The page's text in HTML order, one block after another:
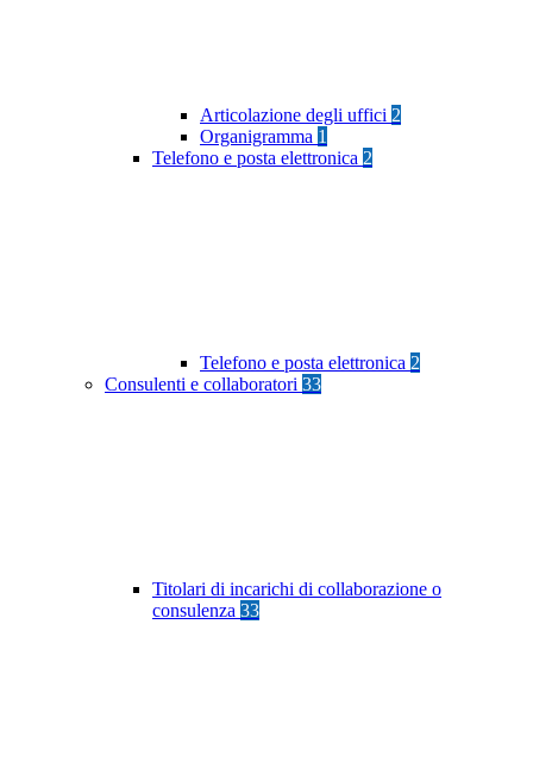
Articolazione degli uffici 2
Organigramma 1
Telefono e posta elettronica 2
Telefono e posta elettronica 2
Consulenti e collaboratori 33
Titolari di incarichi di collaborazione o
consulenza 33